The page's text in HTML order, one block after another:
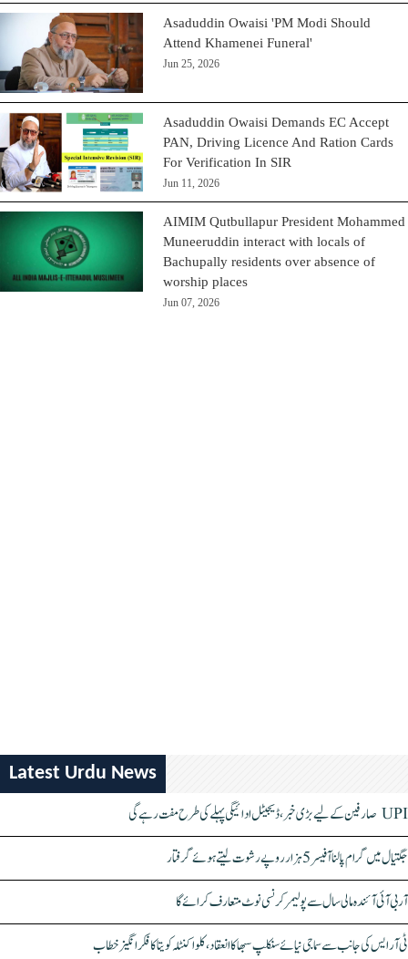
Asaduddin Owaisi 'PM Modi Should
Attend Khamenei Funeral'
Jun 25, 2026
Asaduddin Owaisi Demands EC Accept
PAN, Driving Licence And Ration Cards
For Verification In SIR
Jun 11, 2026
AIMIM Qutbullapur President Mohammed
Muneeruddin interact with locals of
Bachupally residents over absence of
worship places
Jun 07, 2026
Latest Urdu News
UPI صارفین کے لیے بڑی خبر، ڈیجیٹل ادائیگی پہلے کی طرح مفت رہے گی
جگتیال میں گرام پالنا آفیسر 5 ہزار روپے رشوت لیتے ہوئے گرفتار
آر بی آئی آئندہ مالی سال سے پولیمر کرنسی نوٹ متعارف کرائے گا
ٹی آر ایس کی جانب سے سماجی نیائے سنکلپ سبھا کا انعقاد، کلواکنٹلہ کویتا کا فکر انگیز خطاب